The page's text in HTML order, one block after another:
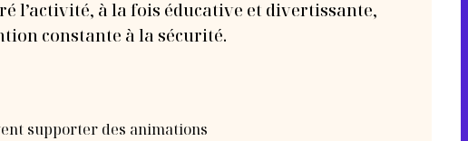
l’activité, à la fois éducative et divertissante,
constante à la sécurité.
supporter des animations